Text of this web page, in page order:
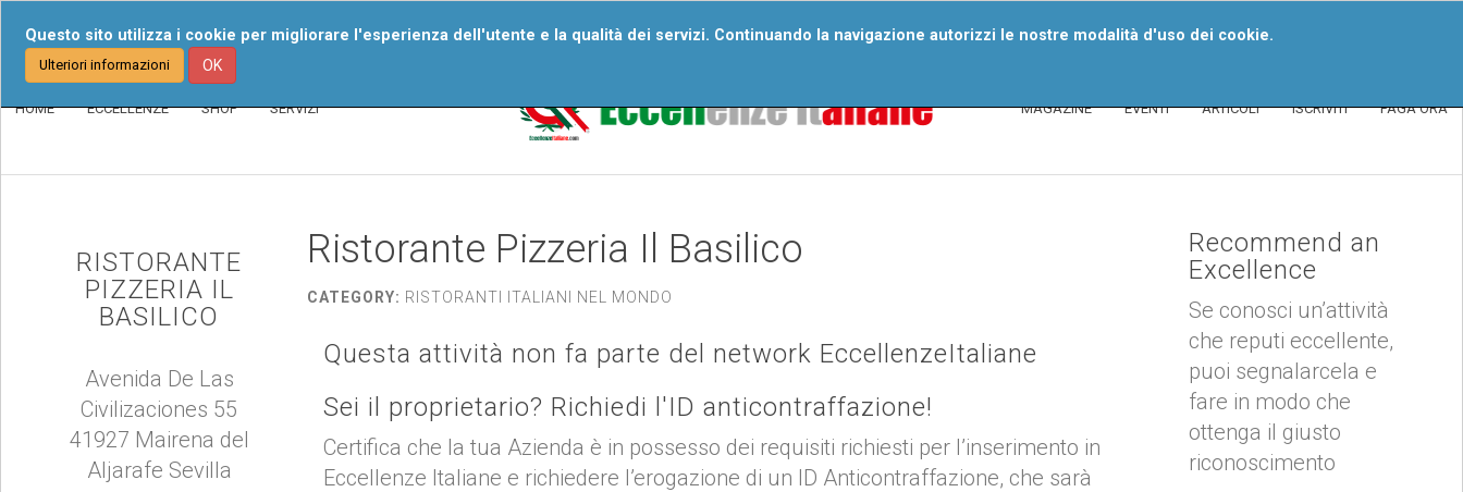
Questo sito utilizza i cookie per migliorare l'esperienza dell'utente e la qualità dei servizi. Continuando la navigazione autorizzi le nostre modalità d'uso dei cookie.
Ulteriori informazioni OK
HOME ECCELLENZE SHOP SERVIZI MAGAZINE EVENTI ARTICOLI ISCRIVITI PAGA ORA
Ristorante Pizzeria Il Basilico
CATEGORY: RISTORANTI ITALIANI NEL MONDO
Questa attività non fa parte del network EccellenzeItaliane
Sei il proprietario? Richiedi l'ID anticontraffazione!
Certifica che la tua Azienda è in possesso dei requisiti richiesti per l’inserimento in
Eccellenze Italiane e richiedere l’erogazione di un ID Anticontraffazione, che sarà
RISTORANTE
PIZZERIA IL
BASILICO
Avenida De Las
Civilizaciones 55
41927 Mairena del
Aljarafe Sevilla
Recommend an
Excellence
Se conosci un’attività
che reputi eccellente,
puoi segnalarcela e
fare in modo che
ottenga il giusto
riconoscimento